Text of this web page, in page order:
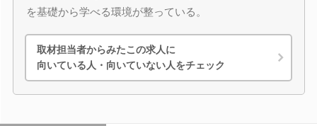
を基礎から学べる環境が整っている。
取材担当者からみたこの求人に
向いている人・向いていない人をチェック